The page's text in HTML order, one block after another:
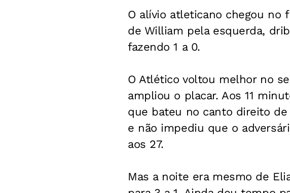
O alívio atleticano chegou no
de William pela esquerda,
fazendo 1 a 0.
O Atlético voltou melhor no
ampliou o placar. Aos 11
que bateu no canto direito de
e não impediu que o
aos 27.
Mas a noite era mesmo de